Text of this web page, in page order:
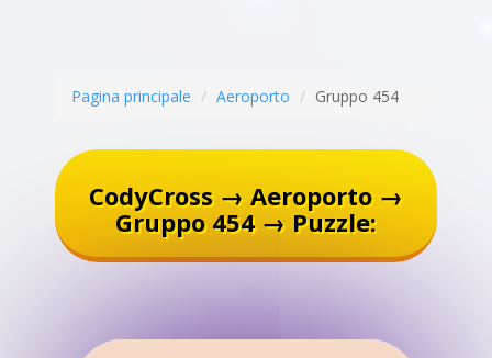
Pagina principale Aeroporto Gruppo 454
CodyCross → Aeroporto →
Gruppo 454 → Puzzle: